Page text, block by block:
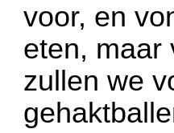
voor, en
eten, maar
zullen we